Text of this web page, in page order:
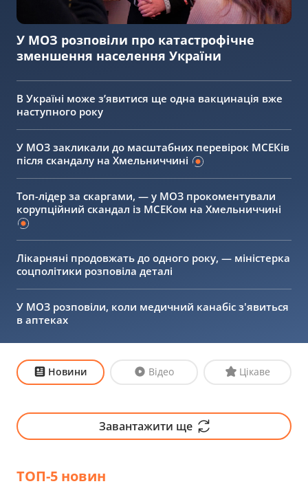
У МОЗ розповіли про катастрофічне
зменшення населення України
В Україні може зʼявитися ще одна вакцинація вже
наступного року
У МОЗ закликали до масштабних перевірок МСЕКів
після скандалу на Хмельниччині
Топ-лідер за скаргами, — у МОЗ прокоментували
корупційний скандал із МСЕКом на Хмельниччині
Лікарняні продовжать до одного року, — міністерка
соцполітики розповіла деталі
У МОЗ розповіли, коли медичний канабіс з'явиться
в аптеках
Новини Відео Цікаве
Завантажити ще
ТОП-5 новин